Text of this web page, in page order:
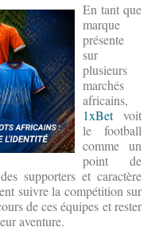
En tant que
marque
présente
sur
plusieurs
marchés
africains,
1xBetvoit
le football
comme un
point de
supporters et caractère
suivre la compétition sur
de ces équipes et rester
aventure.